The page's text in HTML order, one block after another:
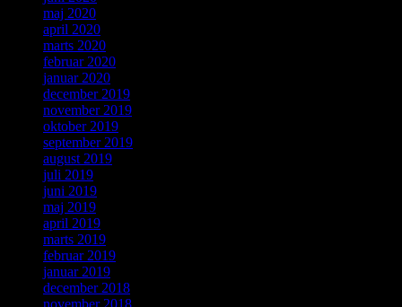
maj 2020
april 2020
marts 2020
februar 2020
januar 2020
december 2019
november 2019
oktober 2019
september 2019
august 2019
juli 2019
juni 2019
maj 2019
april 2019
marts 2019
februar 2019
januar 2019
december 2018